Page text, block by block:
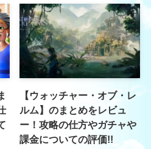
【ウォッチャー・オブ・レ
ルム】のまとめをレビュ
ー！攻略の仕方やガチャや
課金についての評価!!